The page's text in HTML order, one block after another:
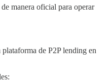
manera oficial para operar
de P2P lending en